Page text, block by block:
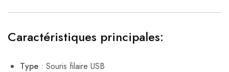
Caractéristiques principales:
Type : Souris filaire USB